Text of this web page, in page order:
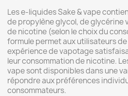
Les e-liquides Sake & vape
de propylène glycol, de glycérine
de nicotine (selon le choix du
formule permet aux utilisateurs
expérience de vapotage
leur consommation de nicotine.
vape sont disponibles dans une
répondre aux préférences
consommateurs.